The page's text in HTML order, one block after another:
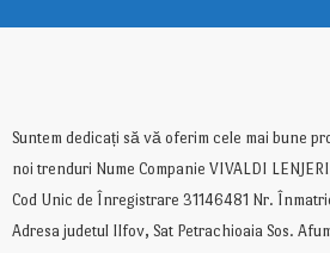
Suntem dedicați să vă oferim cele mai bune
noi trenduri Nume Companie VIVALDI
Cod Unic de Înregistrare 31146481 Nr.
Adresa judetul Ilfov, Sat Petrachioaia Sos.